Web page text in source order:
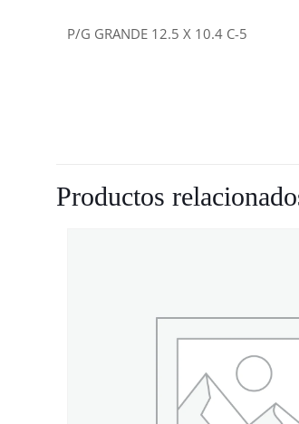
P/G GRANDE 12.5 X 10.4 C-5
Productos